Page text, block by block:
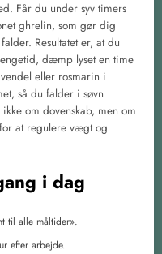
Får du under syv timers
ghrelin, som gør dig
Resultatet er, at du
dæmp lyset en time
eller rosmarin i
så du falder i søvn
om dovenskab, men om
at regulere vægt og
i dag
til alle måltider».
efter arbejde.